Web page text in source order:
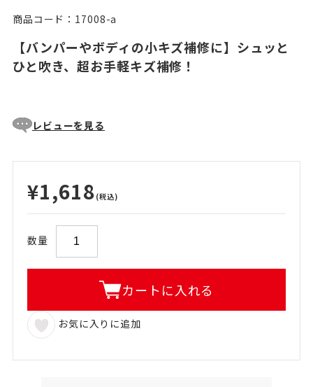
商品コード：17008-a
【バンパーやボディの小キズ補修に】シュッと
ひと吹き、超お手軽キズ補修！
レビューを見る
¥1,618 (税込)
数量
カートに入れる
お気に入りに追加